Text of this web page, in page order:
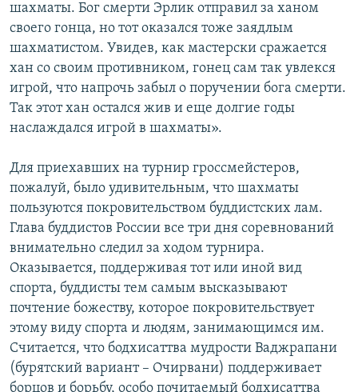
шахматы. Бог смерти Эрлик отправил за ханом
своего гонца, но тот оказался тоже заядлым
шахматистом. Увидев, как мастерски сражается
хан со своим противником, гонец сам так увлекся
игрой, что напрочь забыл о поручении бога смерти.
Так этот хан остался жив и еще долгие годы
наслаждался игрой в шахматы».
Для приехавших на турнир гроссмейстеров,
пожалуй, было удивительным, что шахматы
пользуются покровительством буддистских лам.
Глава буддистов России все три дня соревнований
внимательно следил за ходом турнира.
Оказывается, поддерживая тот или иной вид
спорта, буддисты тем самым высказывают
почтение божеству, которое покровительствует
этому виду спорта и людям, занимающимся им.
Считается, что бодхисаттва мудрости Ваджрапани
(бурятский вариант – Очирвани) поддерживает
борцов и борьбу, особо почитаемый бодхисаттва